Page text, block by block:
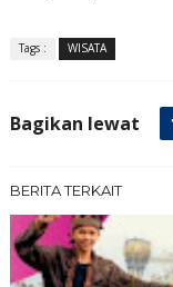
Tags : WISATA
Bagikan lewat
BERITA TERKAIT